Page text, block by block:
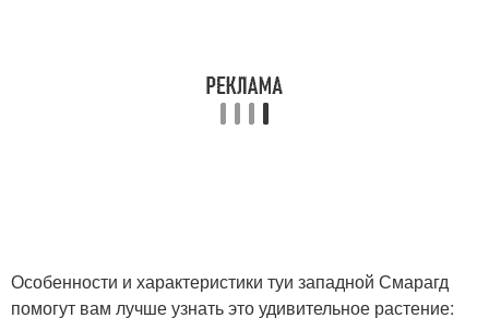
Особенности и характеристики туи западной Смарагд
помогут вам лучше узнать это удивительное растение: